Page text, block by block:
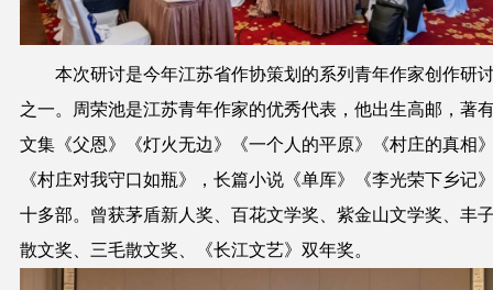
本次研讨是今年江苏省作协策划的系列青年作家创作研
之一。周荣池是江苏青年作家的优秀代表，他出生高邮，著
文集《父恩》《灯火无边》《一个人的平原》《村庄的真相
《村庄对我守口如瓶》，长篇小说《单厍》《李光荣下乡记
十多部。曾获茅盾新人奖、百花文学奖、紫金山文学奖、丰
散文奖、三毛散文奖、《长江文艺》双年奖。